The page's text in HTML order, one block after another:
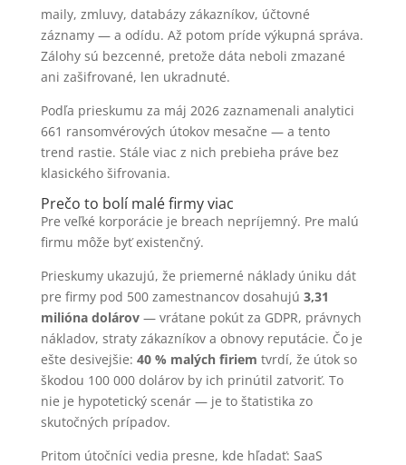
maily, zmluvy, databázy zákazníkov, účtovné
záznamy — a odídu. Až potom príde výkupná správa.
Zálohy sú bezcenné, pretože dáta neboli zmazané
ani zašifrované, len ukradnuté.
Podľa prieskumu za máj 2026 zaznamenali analytici
661 ransomvérových útokov mesačne — a tento
trend rastie. Stále viac z nich prebieha práve bez
klasického šifrovania.
Prečo to bolí malé firmy viac
Pre veľké korporácie je breach nepríjemný. Pre malú
firmu môže byť existenčný.
Prieskumy ukazujú, že priemerné náklady úniku dát
pre firmy pod 500 zamestnancov dosahujú 3,31
milióna dolárov— vrátane pokút za GDPR, právnych
nákladov, straty zákazníkov a obnovy reputácie. Čo je
ešte desivejšie: 40 % malých firiem tvrdí, že útok so
škodou 100 000 dolárov by ich prinútil zatvoriť. To
nie je hypotetický scenár — je to štatistika zo
skutočných prípadov.
Pritom útočníci vedia presne, kde hľadať: SaaS